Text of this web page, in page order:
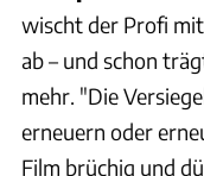
wischt der Profi
ab – und schon
mehr. "Die
erneuern oder
Film brüchig und